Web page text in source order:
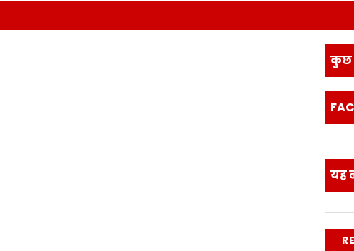
34 से 44 साल की बेदाग सेवा के बाद जबलपुर पुलिस के 8
कुछ
यह